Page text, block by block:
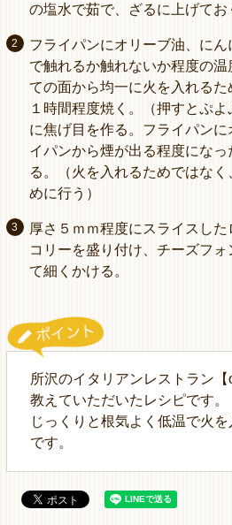
の塩水で茹で、ざるに上げてお
フライパンにオリーブ油、に
で触れるか触れないか程度の
ての面から均一に火を入れる
１時間程度焼く。（押すとぷ
に焦げ目を作る。フライパン
イパンから煙が出る程度にな
る。（火を入れるためではな
めに行う）
厚さ５ｍｍ程度にスライスし
コリーを盛り付け、チーズフ
て細くかける。
所沢のイタリアンレストラン
教えていただいたレシピです。
じっくりと根気よく低温で火
です。